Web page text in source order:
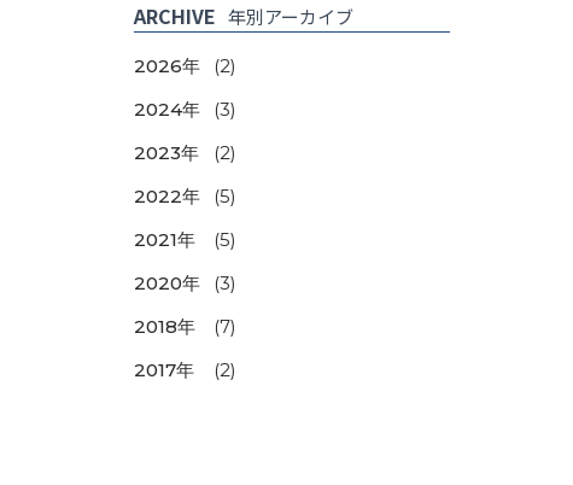
ARCHIVE 年別アーカイブ
2026年
(2)
2024年
(3)
2023年
(2)
2022年
(5)
2021年
(5)
2020年
(3)
2018年
(7)
2017年
(2)